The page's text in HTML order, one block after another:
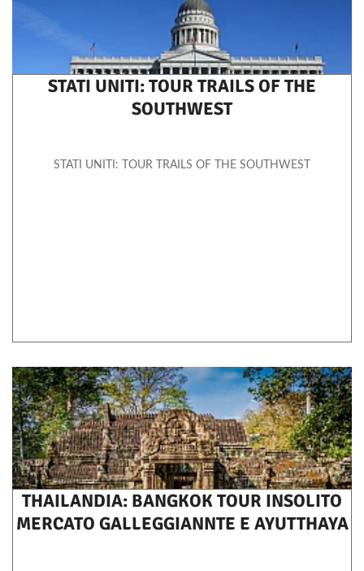
STATI UNITI: TOUR TRAILS OF THE
SOUTHWEST
STATI UNITI: TOUR TRAILS OF THE SOUTHWEST
THAILANDIA: BANGKOK TOUR INSOLITO
MERCATO GALLEGGIANNTE E AYUTTHAYA